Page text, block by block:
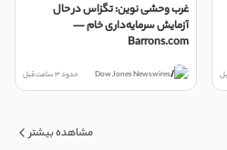
غرب وحشی نوین: تگزاس در حال
آزمایش سرمایه‌داری خام —
Barrons.com
Dow Jones Newswires حدود 3 ساعت قبل
مشاهده بیشتر